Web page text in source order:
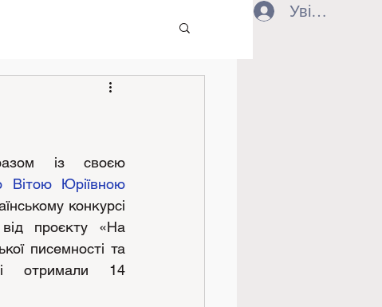
із своєю
Вітою Юріївною
конкурсі
проєкту «На
писемності та
отримали 14
Увійти